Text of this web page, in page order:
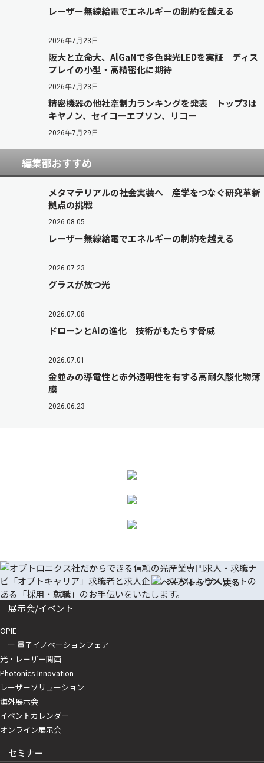
レーザー無線給電でエネルギーの制約を越える
2026年7月23日
阪大と立命大、AlGaNで多色発光LEDを実証 ディス
プレイの小型・高精密化に期待
2026年7月23日
精密機器の他社牽制力ランキングを発表 トップ3は
キヤノン、セイコーエプソン、リコー
2026年7月29日
編集部おすすめ
メタマテリアルの社会実装へ 産学をつなぐ研究革新
拠点の挑戦
2026.08.05
レーザー無線給電でエネルギーの制約を越える
2026.07.23
グラスが放つ光
2026.07.08
ドローンとAIの進化 技術がもたらす脅威
2026.07.01
金並みの導電性と赤外透明性を有する高耐久酸化物薄
膜
2026.06.23
展示会/イベント
OPIE
ー 量子イノベーションフェア
光・レーザー関西
Photonics Innovation
レーザーソリューション
海外展示会
イベントカレンダー
オンライン展示会
セミナー